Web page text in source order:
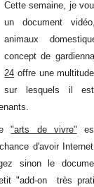
Cette semaine, je
un document
animaux
concept de
24 offre une
sur lesquels il
"arts de vivre"
d'avoir
sinon le
"add-on très